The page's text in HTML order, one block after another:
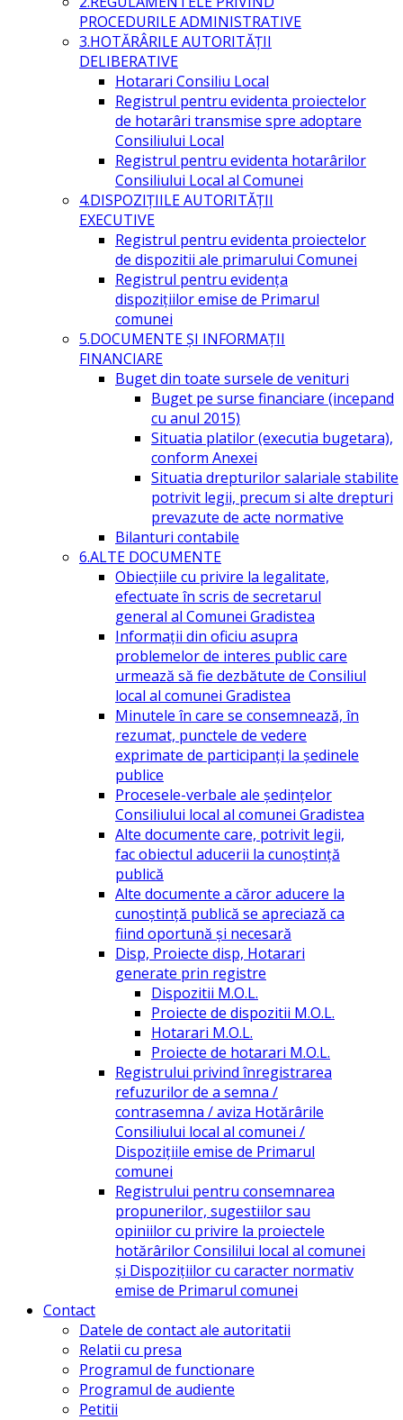
PROCEDURILE ADMINISTRATIVE
3.HOTĂRÂRILE AUTORITĂŢII
DELIBERATIVE
Hotarari Consiliu Local
Registrul pentru evidenta proiectelor
de hotarâri transmise spre adoptare
Consiliului Local
Registrul pentru evidenta hotarârilor
Consiliului Local al Comunei
4.DISPOZIŢIILE AUTORITĂŢII
EXECUTIVE
Registrul pentru evidenta proiectelor
de dispozitii ale primarului Comunei
Registrul pentru evidența
dispozițiilor emise de Primarul
comunei
5.DOCUMENTE ŞI INFORMAŢII
FINANCIARE
Buget din toate sursele de venituri
Buget pe surse financiare (incepand
cu anul 2015)
Situatia platilor (executia bugetara),
conform Anexei
Situatia drepturilor salariale stabilite
potrivit legii, precum si alte drepturi
prevazute de acte normative
Bilanturi contabile
6.ALTE DOCUMENTE
Obiecțiile cu privire la legalitate,
efectuate în scris de secretarul
general al Comunei Gradistea
Informații din oficiu asupra
problemelor de interes public care
urmează să fie dezbătute de Consiliul
local al comunei Gradistea
Minutele în care se consemnează, în
rezumat, punctele de vedere
exprimate de participanți la ședinele
publice
Procesele-verbale ale ședințelor
Consiliului local al comunei Gradistea
Alte documente care, potrivit legii,
fac obiectul aducerii la cunoștință
publică
Alte documente a căror aducere la
cunoștință publică se apreciază ca
fiind oportună și necesară
Disp, Proiecte disp, Hotarari
generate prin registre
Dispozitii M.O.L.
Proiecte de dispozitii M.O.L.
Hotarari M.O.L.
Proiecte de hotarari M.O.L.
Registrului privind înregistrarea
refuzurilor de a semna /
contrasemna / aviza Hotărârile
Consiliului local al comunei /
Dispozițiile emise de Primarul
comunei
Registrului pentru consemnarea
propunerilor, sugestiilor sau
opiniilor cu privire la proiectele
hotărârilor Consililui local al comunei
și Dispozițiilor cu caracter normativ
emise de Primarul comunei
Contact
Datele de contact ale autoritatii
Relatii cu presa
Programul de functionare
Programul de audiente
Petitii